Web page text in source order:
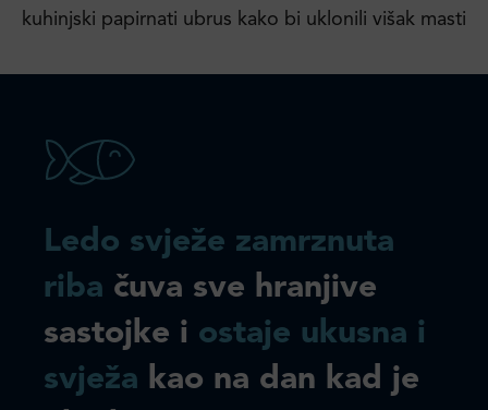
kuhinjski papirnati ubrus kako bi uklonili višak masti
Ledo svježe zamrznuta
riba čuva sve hranjive
sastojke i ostaje ukusna i
svježa kao na dan kad je